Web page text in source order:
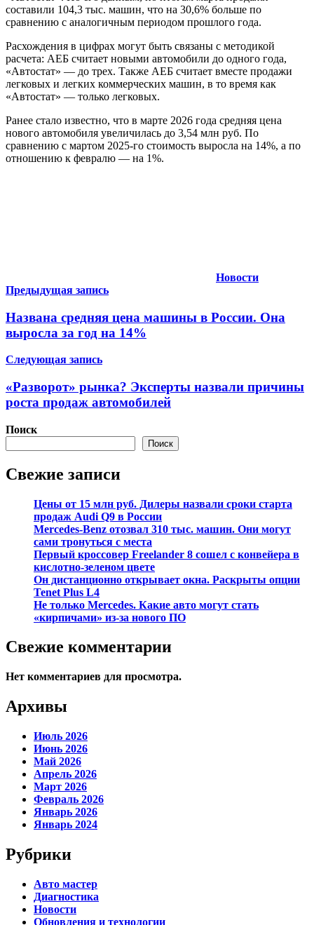
составили 104,3 тыс. машин, что на 30,6% больше по
сравнению с аналогичным периодом прошлого года.
Расхождения в цифрах могут быть связаны с методикой
расчета: АЕБ считает новыми автомобили до одного года,
«Автостат» — до трех. Также АЕБ считает вместе продажи
легковых и легких коммерческих машин, в то время как
«Автостат» — только легковых.
Ранее стало известно, что в марте 2026 года средняя цена
нового автомобиля увеличилась до 3,54 млн руб. По
сравнению с мартом 2025-го стоимость выросла на 14%, а по
отношению к февралю — на 1%.
Новости
Навигация
по
записям
Предыдущая запись
Названа средняя цена машины в России. Она
выросла за год на 14%
Следующая запись
«Разворот» рынка? Эксперты назвали причины
роста продаж автомобилей
Поиск
Поиск
Свежие записи
Цены от 15 млн руб. Дилеры назвали сроки старта
продаж Audi Q9 в России
Mercedes-Benz отозвал 310 тыс. машин. Они могут
сами тронуться с места
Первый кроссовер Freelander 8 сошел с конвейера в
кислотно-зеленом цвете
Он дистанционно открывает окна. Раскрыты опции
Tenet Plus L4
Не только Mercedes. Какие авто могут стать
«кирпичами» из-за нового ПО
Свежие комментарии
Нет комментариев для просмотра.
Архивы
Июль 2026
Июнь 2026
Май 2026
Апрель 2026
Март 2026
Февраль 2026
Январь 2026
Январь 2024
Рубрики
Авто мастер
Диагностика
Новости
Обновления и технологии